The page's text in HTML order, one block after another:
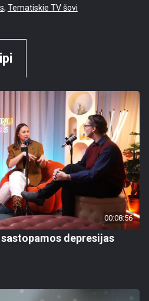
, Tematiskie TV šovi
00:08:56
depresijas